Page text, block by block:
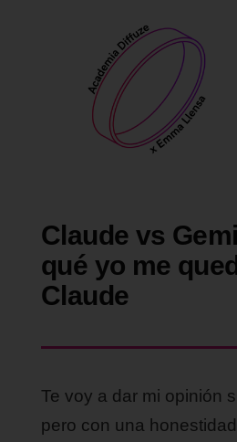
Claude vs
qué yo me
Claude
Te voy a dar mi opinión
pero con una